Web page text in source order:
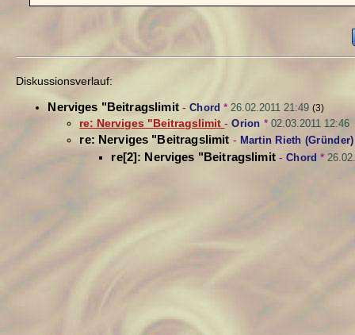
Diskussionsverlauf:
Nerviges "Beitragslimit - Chord * 26.02.2011 21:49 (3)
re: Nerviges "Beitragslimit-Orion * 02.03.2011 12:46
re: Nerviges "Beitragslimit - Martin Rieth (Gründer)
re[2]: Nerviges "Beitragslimit-Chord *